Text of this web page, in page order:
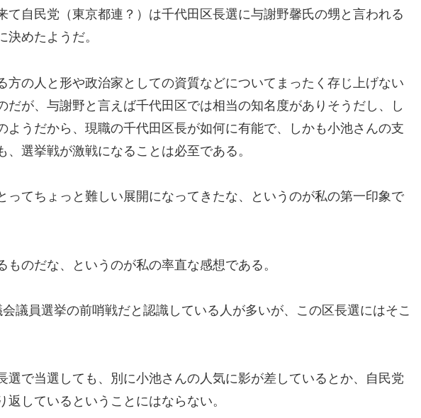
て自民党（東京都連？）は千代田区長選に与謝野馨氏の甥と言われる
決めたようだ。
方の人と形や政治家としての資質などについてまったく存じ上げない
だが、与謝野と言えば千代田区では相当の知名度がありそうだし、し
ようだから、現職の千代田区長が如何に有能で、しかも小池さんの支
、選挙戦が激戦になることは必至である。
ってちょっと難しい展開になってきたな、というのが私の第一印象で
ものだな、というのが私の率直な感想である。
議員選挙の前哨戦だと認識している人が多いが、この区長選にはそこ
選で当選しても、別に小池さんの人気に影が差しているとか、自民党
返しているということにはならない。